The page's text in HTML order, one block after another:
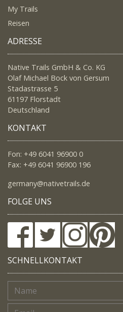
My Trails
Reisen
ADRESSE
Native Trails GmbH & Co. KG
Olaf Michael Bock von Gersum
Stadastrasse 5
61197 Florstadt
Deutschland
KONTAKT
Fon: +49 6041 96900 0
Fax: +49 6041 96900 196
germany@nativetrails.de
FOLGE UNS
SCHNELLKONTAKT